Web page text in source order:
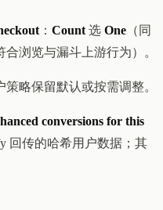
： Count 选 One （同
浏览与漏斗上游行为）。
略保留默认或按需调整。
conversions for this
回传的哈希用户数据；其